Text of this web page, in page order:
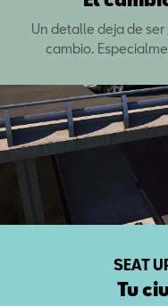
Un detalle deja de
cambio.
SEAT
Tu